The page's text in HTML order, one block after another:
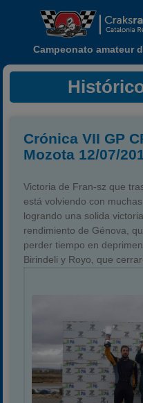
Campeonato amateur
Crónica VII GP
Mozota 12/07/
Victoria de Fran-sz que
está volviendo con
logrando una solida
rendimiento de Génova,
perder tiempo en
Birindeli y Royo, que